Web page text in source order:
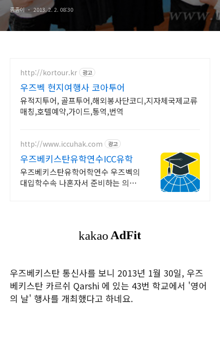
좀좀이 2013. 2. 2. 08:30
http://kortour.kr 광고
우즈벡 현지여행사 코아투어
유적지투어, 골프투어,해외봉사단코디,지자체국제교류
매칭,호텔예약,가이드,통역,번역
http://www.iccuhak.com 광고
우즈베키스탄유학연수ICC유학
우즈베키스탄유학어학연수 우즈벡의
대입학수속 나혼자서 준비하는 의대
우즈베키스탄 통신사를 보니 2013년 1월 30일, 우즈
베키스탄 카르쉬 Qarshi 에 있는 43번 학교에서 '영어
의 날' 행사를 개최했다고 하네요.